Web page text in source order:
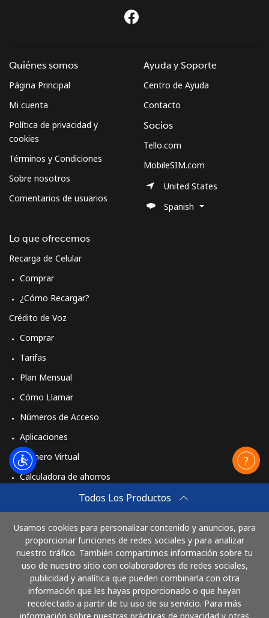
Todos Los Productos
Usamos cookies para personalizar contenido y anuncios, para
proporcionar funciones de redes sociales y para analizar
nuestro tráfico. También compartimos información sobre tu
uso de nuestro sitio con colaboradores de redes sociales,
publicidad y analítica que pueden combinarla con otra
información que les hayas proporcionado o que hayan
recolectado a partir de tu uso de su servicio. Para más
Quiénes somos
Página Principal
Mi cuenta
Política de privacidad y
cookies
Términos y Condiciones
Sobre nosotros
Comentarios de usuarios
Lo que ofrecemos
Recarga de Celular
Comprar
¿Cómo Recargar?
Crédito de Voz
Comprar
Tarifas
Plan Mensual
Cómo Llamar
Números de Acceso
Aplicaciones
Número Virtual
Calculadora de ahorros
Cómo funciona
Ayuda y Soporte
Centro de Ayuda
Contacto
Socios
Tello.com
MobileSIM.com
United States
Spanish
Paga con